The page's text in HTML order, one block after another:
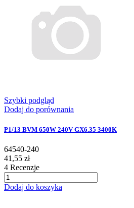
Szybki podgląd
Dodaj do porównania
P1/13 BVM 650W 240V GX6.35 3400K
64540-240
41,55 zł
4 Recenzje
Dodaj do koszyka